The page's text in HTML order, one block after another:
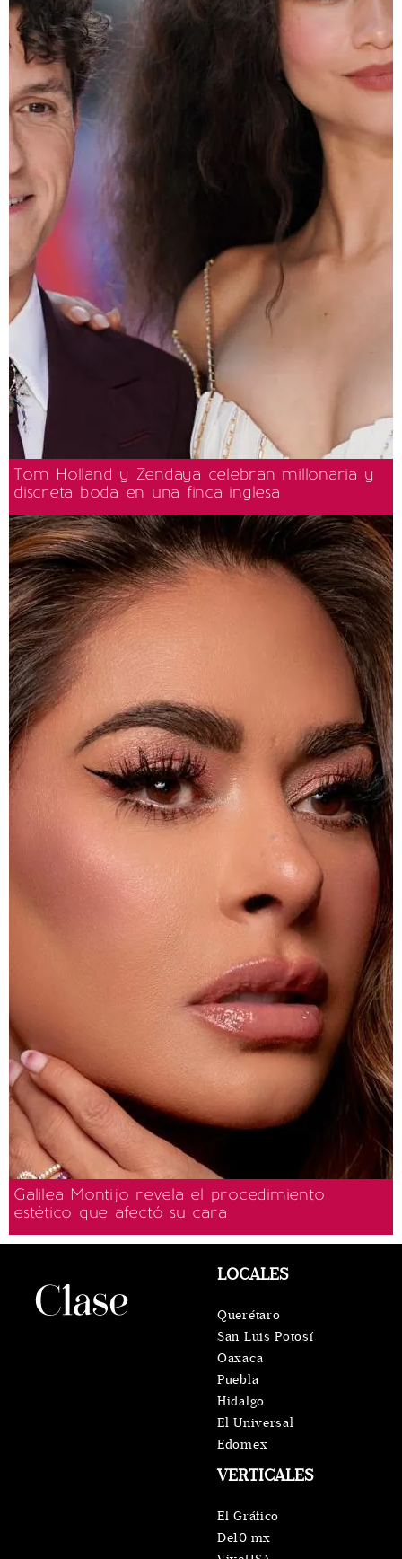
Tom Holland y Zendaya celebran millonaria y
discreta boda en una finca inglesa
Galilea Montijo revela el procedimiento
estético que afectó su cara
VERTICALES
El Gráfico
De10.mx
LOCALES
Querétaro
San Luis Potosí
Oaxaca
Puebla
Hidalgo
El Universal
Edomex